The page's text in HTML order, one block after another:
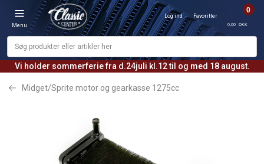
Vi holder sommerferie fra d.24juli kl.12 til og med 18 august.
Menu
Log ind Favoritter
0
0,00 DKK
Midget/Sprite motor og gearkasse 1275cc